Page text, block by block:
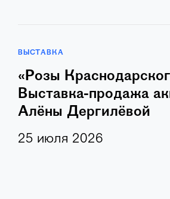
ВЫСТАВКА
«Розы
Выставка-продажа
Алёны Дергилёвой
25 июля 2026